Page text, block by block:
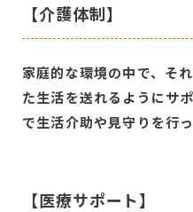
【介護体制】
家庭的な環境の中で、そ
た生活を送れるようにサ
で生活介助や見守りを行っ
【医療サポート】